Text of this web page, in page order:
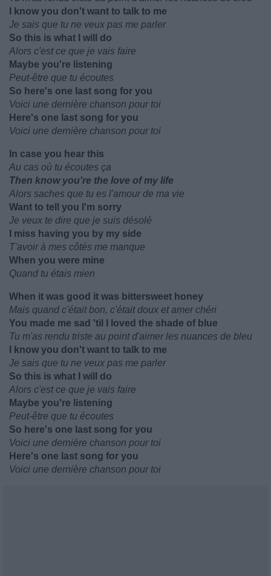
I know you don't want to talk to me
Je sais que tu ne veux pas me parler
So this is what I will do
Alors c'est ce que je vais faire
Maybe you're listening
Peut-être que tu écoutes
So here's one last song for you
Voici une dernière chanson pour toi
Here's one last song for you
Voici une dernière chanson pour toi
In case you hear this
Au cas où tu écoutes ça
Then know you're the love of my life
Alors saches que tu es l'amour de ma vie
Want to tell you I'm sorry
Je veux te dire que je suis désolé
I miss having you by my side
T'avoir à mes côtés me manque
When you were mine
Quand tu étais mien
When it was good it was bittersweet honey
Mais quand c'était bon, c'était doux et amer chéri
You made me sad 'til I loved the shade of blue
Tu m'as rendu triste au point d'aimer les nuances de bleu
I know you don't want to talk to me
Je sais que tu ne veux pas me parler
So this is what I will do
Alors c'est ce que je vais faire
Maybe you're listening
Peut-être que tu écoutes
So here's one last song for you
Voici une dernière chanson pour toi
Here's one last song for you
Voici une dernière chanson pour toi